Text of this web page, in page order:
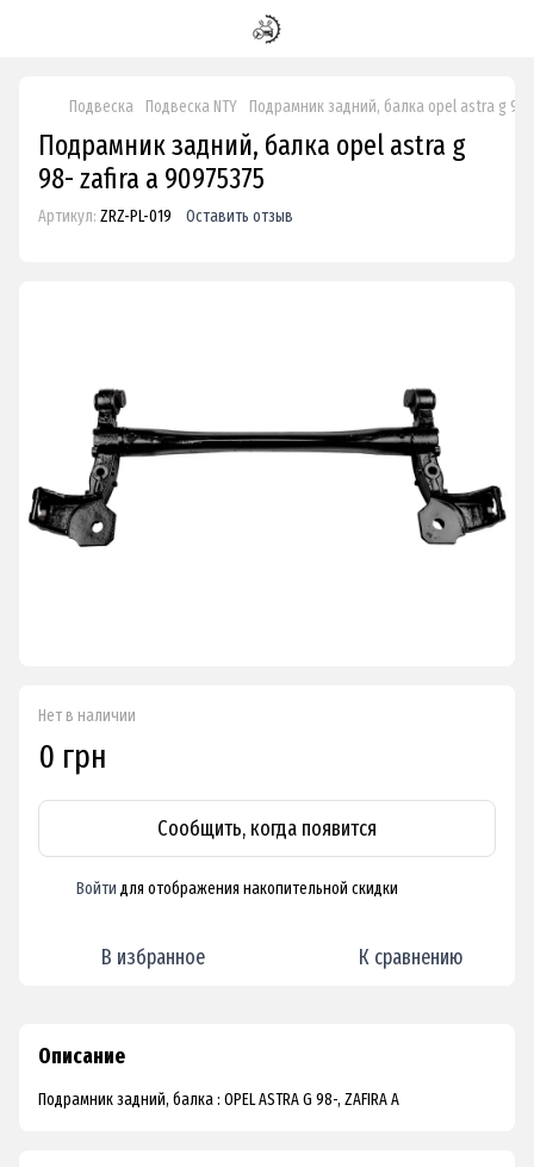
Подвеска Подвеска NTY Подрамник задний, балка opel astra g
Подрамник задний, балка opel astra g
98- zafira a 90975375
Артикул: ZRZ-PL-019 Оставить отзыв
Нет в наличии
0 грн
Сообщить, когда появится
Войти для отображения накопительной скидки
В избранное К сравнению
Описание
Подрамник задний, балка : OPEL ASTRA G 98-, ZAFIRA A